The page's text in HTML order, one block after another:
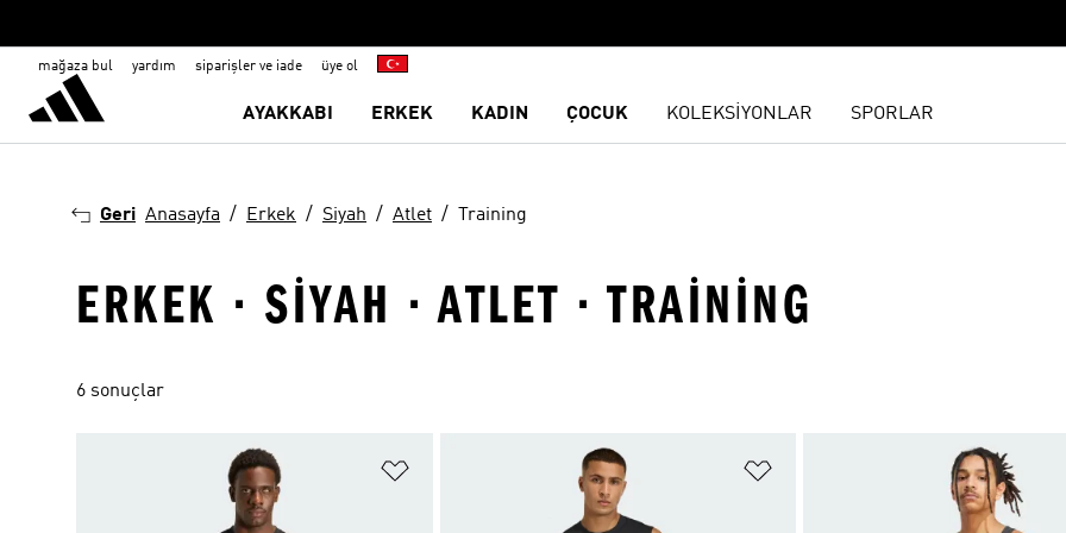
mağaza bul yardım siparişler ve iade üye ol
AYAKKABI ERKEK KADIN ÇOCUK KOLEKSİYONLAR SPORLAR
Geri Anasayfa Erkek Siyah Atlet Training
ERKEK · SIYAH · ATLET · TRAINING
6 sonuçlar
Favori Listesine Ekle